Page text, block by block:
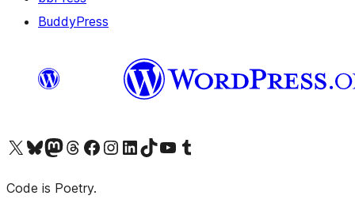
BuddyPress
Navštivte náš účet na X (dříve Twitter)
Navštivte náš Bluesky účetNavštivte náš účet Mastodon
Navštivte náš Threads účetNavštivte naši stránku na Facebooku
Navštivte náš Instagram účetNavštivte náš LinkedIn účetNavštivte náš TikTok účetNavštivte náš YouTube kanálNavštivte náš Tumblr účet
Code is Poetry.